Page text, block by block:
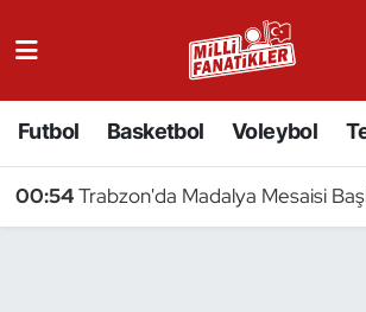
Futbol Basketbol Voleybol
00:54Trabzon'da Madalya Mesaisi
Badminton